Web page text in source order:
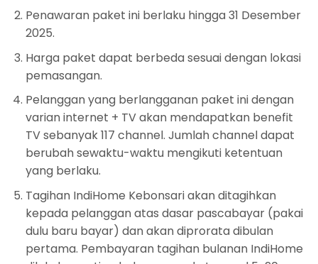
Penawaran paket ini berlaku hingga 31 Desember
2025.
Harga paket dapat berbeda sesuai dengan lokasi
pemasangan.
Pelanggan yang berlangganan paket ini dengan
varian internet + TV akan mendapatkan benefit
TV sebanyak 117 channel. Jumlah channel dapat
berubah sewaktu-waktu mengikuti ketentuan
yang berlaku.
Tagihan IndiHome Kebonsari akan ditagihkan
kepada pelanggan atas dasar pascabayar (pakai
dulu baru bayar) dan akan diprorata dibulan
pertama. Pembayaran tagihan bulanan IndiHome